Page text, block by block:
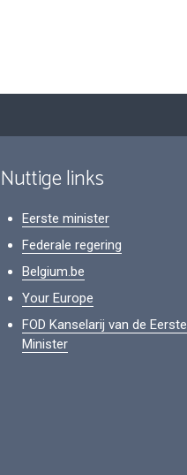
Nuttige links
Eerste minister
Federale regering
Belgium.be
Your Europe
FOD Kanselarij van de Eerste
Minister